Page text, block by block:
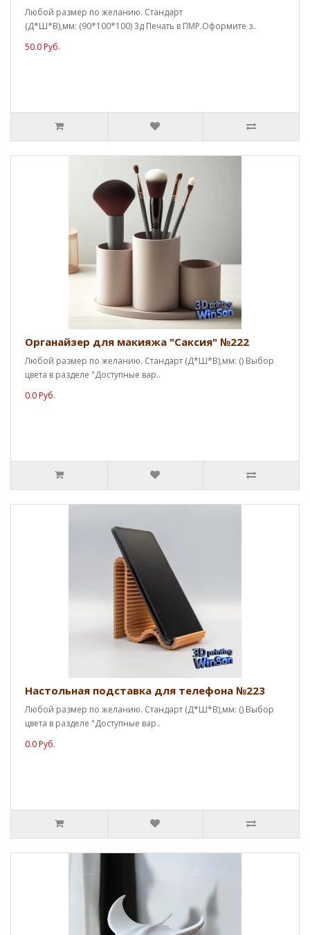
Любой размер по желанию. Стандарт
(Д*Ш*В),мм: (90*100*100) 3д Печать в ПМР.Оформите з..
50.0 Руб.
Органайзер для макияжа "Саксия" №222
Любой размер по желанию. Стандарт (Д*Ш*В),мм: () Выбор
цвета в разделе "Доступные вар..
0.0 Руб.
Настольная подставка для телефона №223
Любой размер по желанию. Стандарт (Д*Ш*В),мм: () Выбор
цвета в разделе "Доступные вар..
0.0 Руб.